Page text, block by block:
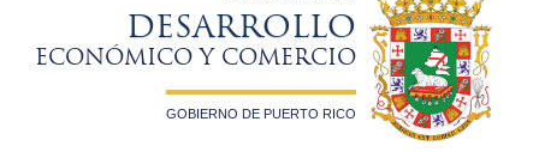
DESARROLLO
ECONÓMICO Y COMERCIO
GOBIERNO DE PUERTO RICO